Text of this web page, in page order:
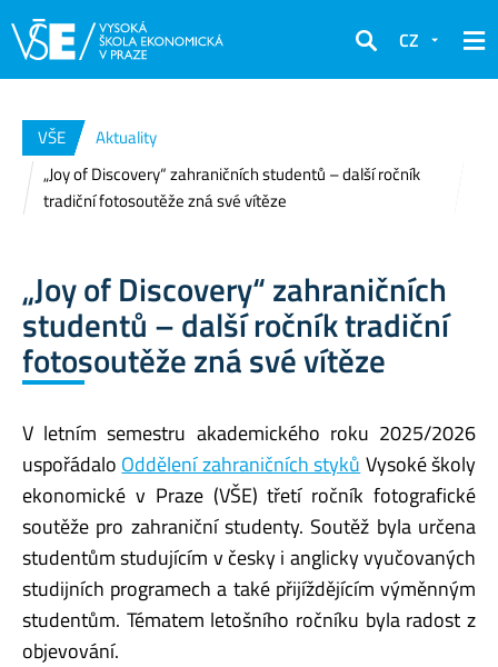
Hledat
CZ
VŠE
Aktuality
„Joy of Discovery“ zahraničních studentů – další ročník
tradiční fotosoutěže zná své vítěze
„Joy of Discovery“ zahraničních
studentů – další ročník tradiční
fotosoutěže zná své vítěze
V letním semestru akademického roku 2025/2026
uspořádalo Oddělení zahraničních styků Vysoké školy
ekonomické v Praze (VŠE) třetí ročník fotografické
soutěže pro zahraniční studenty. Soutěž byla určena
studentům studujícím v česky i anglicky vyučovaných
studijních programech a také přijíždějícím výměnným
studentům. Tématem letošního ročníku byla radost z
objevování.